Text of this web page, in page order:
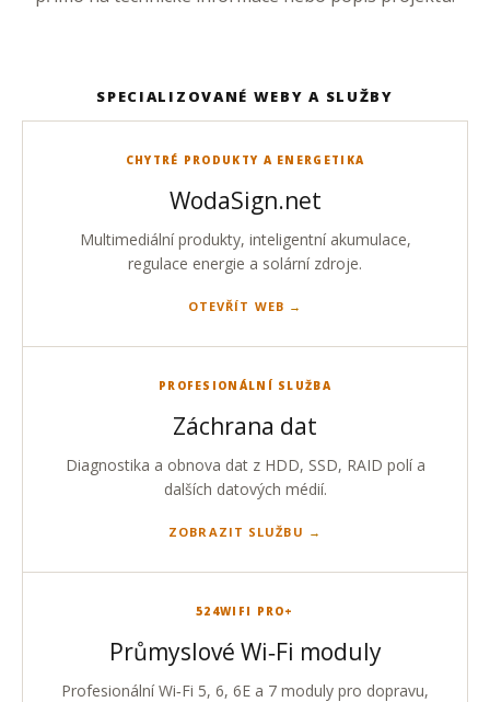
SPECIALIZOVANÉ WEBY A SLUŽBY
CHYTRÉ PRODUKTY A ENERGETIKA
WodaSign.net
Multimediální produkty, inteligentní akumulace,
regulace energie a solární zdroje.
OTEVŘÍT WEB
PROFESIONÁLNÍ SLUŽBA
Záchrana dat
Diagnostika a obnova dat z HDD, SSD, RAID polí a
dalších datových médií.
ZOBRAZIT SLUŽBU
524WIFI PRO+
Průmyslové Wi‑Fi moduly
Profesionální Wi‑Fi 5, 6, 6E a 7 moduly pro dopravu,